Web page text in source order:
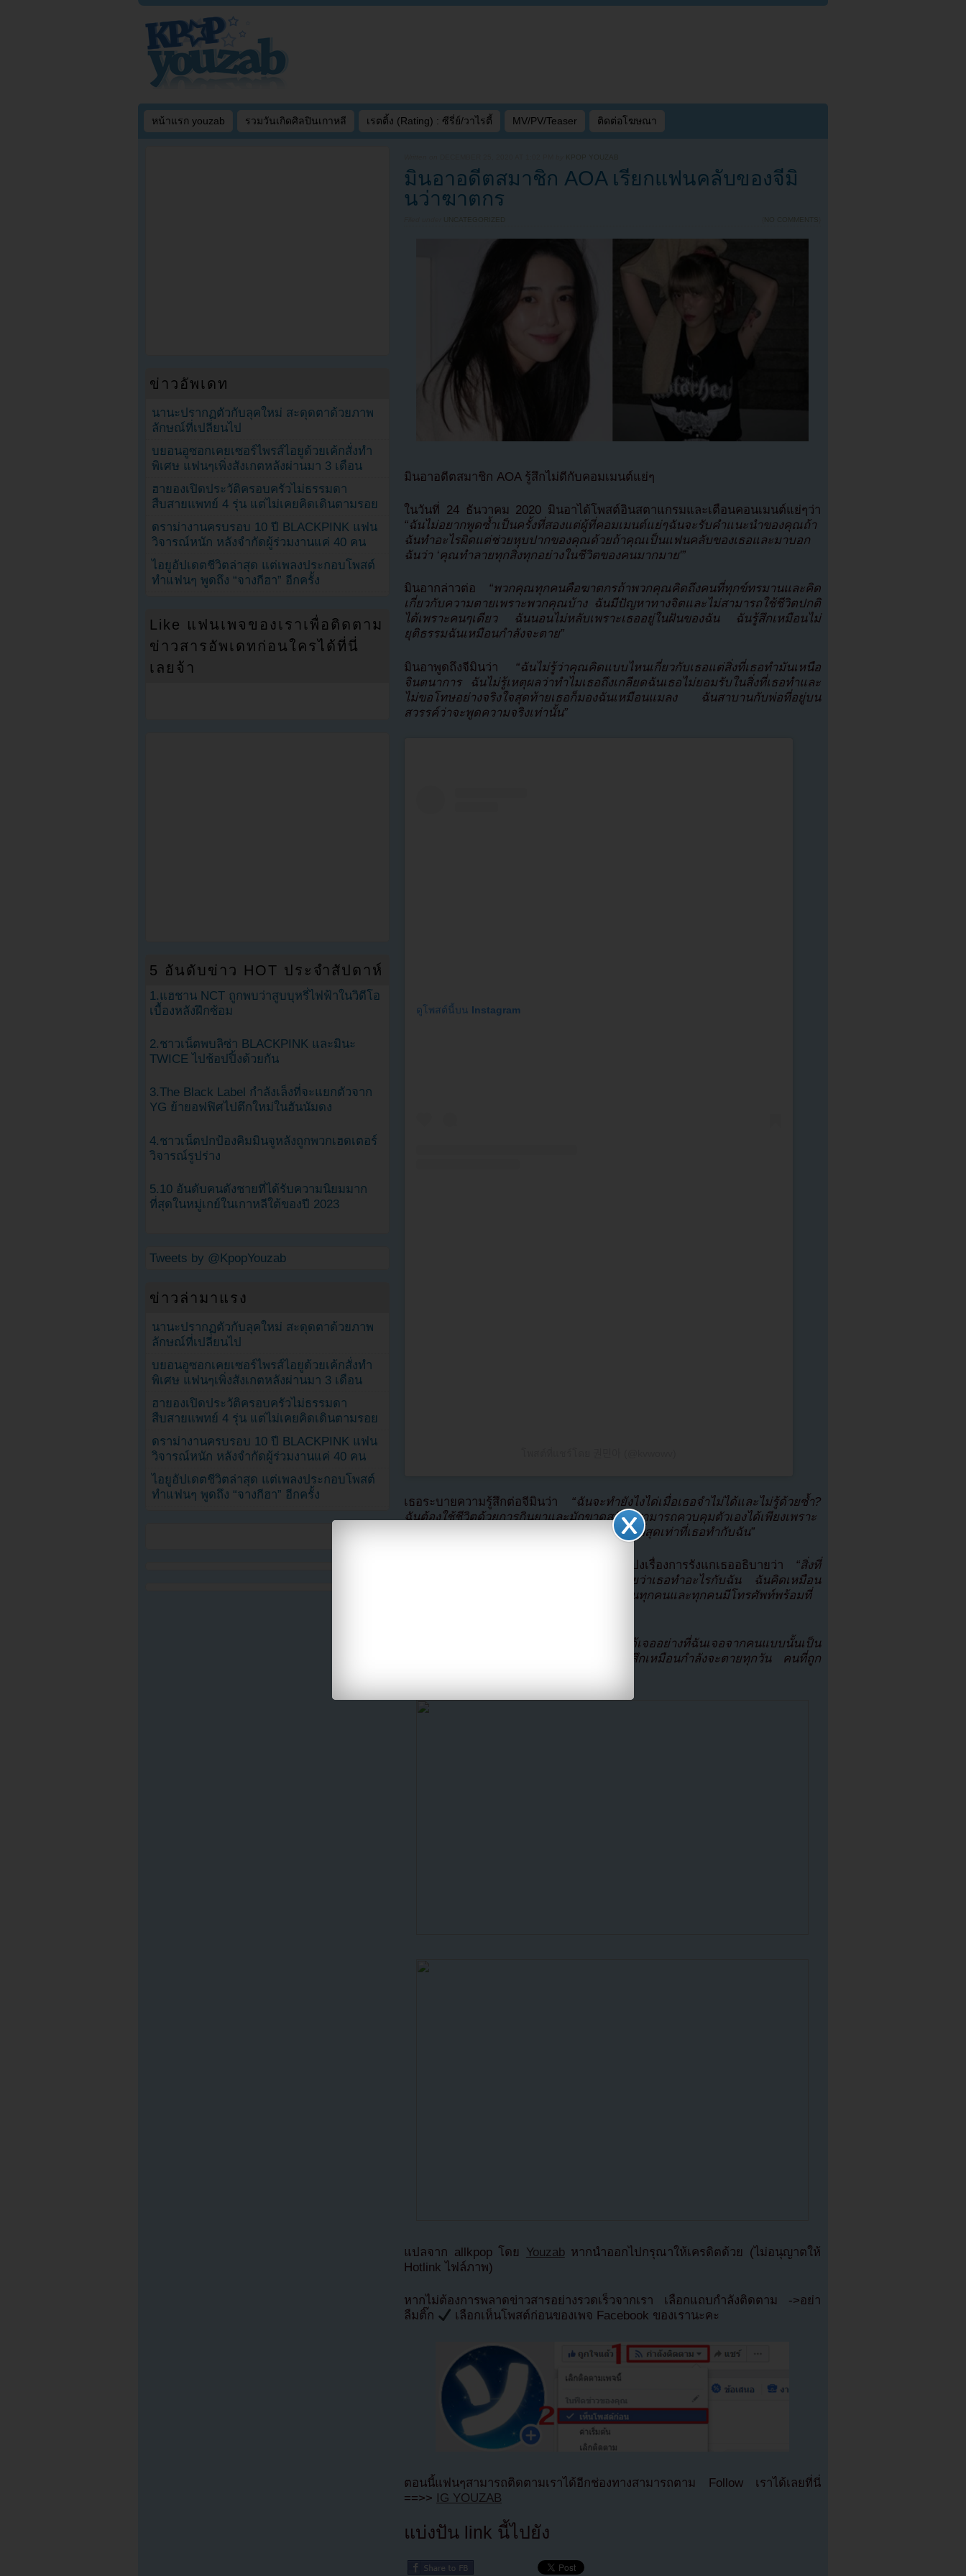
หน้าแรก youzab รวมวันเกิดศิลปินเกาหลี เรตติ้ง (Rating) : ซีรี่ย์/วาไรตี้ MV/PV/Teaser ติดต่อโฆษณา
KPOP YOUZAB
มินอาอดีตสมาชิก AOA เรียกแฟนคลับของจีมิ
นว่าฆาตกร
UNCATEGORIZED NO COMMENTS
มินอาอดีตสมาชิก AOA รู้สึกไม่ดีกับคอมเมนต์แย่ๆ
ในวันที่ 24 ธันวาคม 2020 มินอาได้โพสต์อินสตาแกรมและเตือนคอนเมนต์แย่ๆว่า
“ฉันไม่อยากพูดซ้ำเป็นครั้งที่สองแต่ผู้ที่คอมเมนต์แย่ๆฉันจะรับคำแนะนำของคุณถ้า
ฉันทำอะไรผิดแต่ช่วยหุบปากของคุณด้วยถ้าคุณเป็นแฟนคลับของเธอและมาบอก
ฉันว่า ‘คุณทำลายทุกสิ่งทุกอย่างในชีวิตของคนมากมาย'”
มินอากล่าวต่อ “พวกคุณทุกคนคือฆาตกรถ้าพวกคุณคิดถึงคนที่ทุกข์ทรมานและคิด
เกี่ยวกับความตายเพราะพวกคุณบ้าง ฉันมีปัญหาทางจิตและไม่สามารถใช้ชีวิตปกติ
ได้เพราะคนๆเดียว ฉันนอนไม่หลับเพราะเธออยู่ในฝันของฉัน ฉันรู้สึกเหมือนไม่
ยุติธรรมฉันเหมือนกำลังจะตาย”
มินอาพูดถึงจีมินว่า “ฉันไม่รู้ว่าคุณคิดแบบไหนเกี่ยวกับเธอแต่สิ่งที่เธอทำมันเหนือ
จินตนาการ ฉันไม่รู้เหตุผลว่าทำไมเธอถึงเกลียดฉันเธอไม่ยอมรับในสิ่งที่เธอทำและ
ไม่ขอโทษอย่างจริงใจสุดท้ายเธอก็มองฉันเหมือนแมลง ฉันสาบานกับพ่อที่อยู่บน
สวรรค์ว่าจะพูดความจริงเท่านั้น”
ดูโพสต์นี้บน Instagram
เธอระบายความรู้สึกต่อจีมินว่า “ฉันจะทำยังไงได่เมื่อเธอจำไม่ได้และไม่รู้ด้วยซ้ำ?
ฉันต้องใช้ชีวิตด้วยการกินยาและมักขาดสติไม่สามารถควบคุมตัวเองได้เพียงเพราะ
ฉันพบกับคนผิด ฉันอยากเอาชนะเธอให้ได้มากที่สุดเท่าที่เธอทำกับฉัน”
มินอานึกถึงตอนที่จีมินมาหาเธอหลีงจากเปิดโปงเรื่องการรังแกเธออธิบายว่า “สิ่งที่
ไม่ยุติธรรมคือฉันไม่ได้เก็บหลักฐานอะไรไว้เลยว่าเธอทำอะไรกับฉัน ฉันคิดเหมือน
คนโง่ว่าเราสามารถคืนดีกันได้แต่วันนั้นทีมงานทุกคนและทุกคนมีโทรศัพท์พร้อมที่
“ฉันขอให้พวกคุณทุกคนได้เจออย่างที่ฉันเจอจากคนแบบนั้นเป็น
10 ปี อย่ามาพูดเรื่องนี้กับฉันอีกเพราะฉันรู้สึกเหมือนกำลังจะตายทุกวัน คนที่ถูก
แปลจาก allkpop โดย Youzabหากนำออกไปกรุณาให้เครดิตด้วย (ไม่อนุญาตให้
Hotlink ไฟล์ภาพ)
หากไม่ต้องการพลาดข่าวสารอย่างรวดเร็วจากเรา เลือกแถบกำลังติดตาม ->อย่า
ลืมติ๊ก
เลือกเห็นโพสต์ก่อนของเพจ Facebook ของเรานะคะ
ตอนนี้แฟนๆสามารถติดตามเราได้อีกช่องทางสามารถตาม Follow เราได้เลยที่นี่
==>>
IG YOUZAB
แบ่งปัน link นี้ไปยัง
ข่าวอัพเดท
นานะปรากฏตัวกับลุคใหม่ สะดุดตาด้วยภาพ
ลักษณ์ที่เปลี่ยนไป
บยอนอูซอกเคยเซอร์ไพรส์ไอยูด้วยเค้กสั่งทำ
พิเศษ แฟนๆเพิ่งสังเกตหลังผ่านมา 3 เดือน
ฮายองเปิดประวัติครอบครัวไม่ธรรมดา
สืบสายแพทย์ 4 รุ่น แต่ไม่เคยคิดเดินตามรอย
ดราม่างานครบรอบ 10 ปี BLACKPINK แฟน
วิจารณ์หนัก หลังจำกัดผู้ร่วมงานแค่ 40 คน
ไอยูอัปเดตชีวิตล่าสุด แต่เพลงประกอบโพสต์
ทำแฟนๆ พูดถึง “จางกีฮา” อีกครั้ง
Like แฟนเพจของเราเพื่อติดตาม
ข่าวสารอัพเดทก่อนใครได้ที่นี่
เลยจ้า
5 อันดับข่าว HOT ประจำสัปดาห์
1.แฮชาน NCT ถูกพบว่าสูบบุหรี่ไฟฟ้าในวิดีโอ
เบื้องหลังฝึกซ้อม
2.ชาวเน็ตพบลิซ่า BLACKPINK และมินะ
TWICE ไปช้อปปิ้งด้วยกัน
3.The Black Label กำลังเล็งที่จะแยกตัวจาก
YG ย้ายอฟฟิศไปตึกใหม่ในฮันนัมดง
4.ชาวเน็ตปกป้องคิมมินจูหลังถูกพวกเฮดเตอร์
วิจารณ์รูปร่าง
5.10 อันดับคนดังชายที่ได้รับความนิยมมาก
ที่สุดในหมู่เกย์ในเกาหลีใต้ของปี 2023
Tweets by @KpopYouzab
ข่าวล่ามาแรง
นานะปรากฏตัวกับลุคใหม่ สะดุดตาด้วยภาพ
ลักษณ์ที่เปลี่ยนไป
บยอนอูซอกเคยเซอร์ไพรส์ไอยูด้วยเค้กสั่งทำ
พิเศษ แฟนๆเพิ่งสังเกตหลังผ่านมา 3 เดือน
ฮายองเปิดประวัติครอบครัวไม่ธรรมดา
สืบสายแพทย์ 4 รุ่น แต่ไม่เคยคิดเดินตามรอย
ดราม่างานครบรอบ 10 ปี BLACKPINK แฟน
วิจารณ์หนัก หลังจำกัดผู้ร่วมงานแค่ 40 คน
ไอยูอัปเดตชีวิตล่าสุด แต่เพลงประกอบโพสต์
ทำแฟนๆ พูดถึง “จางกีฮา” อีกครั้ง